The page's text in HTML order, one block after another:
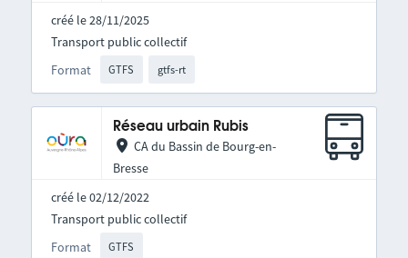
créé le 28/11/2025
Format GTFS gtfs-rt
Transport public collectif
Réseau urbain Rubis
CA du Bassin de Bourg-en-
Bresse
créé le 02/12/2022
Format GTFS
Transport public collectif